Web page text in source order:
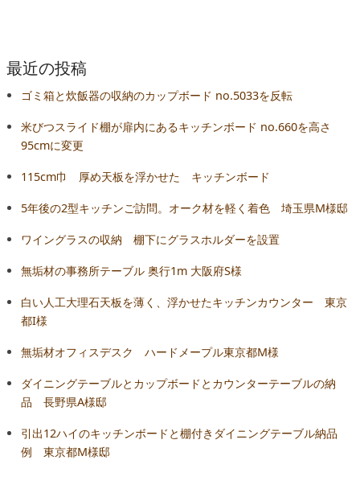
最近の投稿
ゴミ箱と炊飯器の収納のカップボード no.5033を反転
米びつスライド棚が扉内にあるキッチンボード no.660を高さ
95cmに変更
115cm巾 厚め天板を浮かせた キッチンボード
5年後の2型キッチンご訪問。オーク材を軽く着色 埼玉県M様邸
ワイングラスの収納 棚下にグラスホルダーを設置
無垢材の事務所テーブル 奥行1m 大阪府S様
白い人工大理石天板を薄く、浮かせたキッチンカウンター 東京
都I様
無垢材オフィスデスク ハードメープル東京都M様
ダイニングテーブルとカップボードとカウンターテーブルの納
品 長野県A様邸
引出12ハイのキッチンボードと棚付きダイニングテーブル納品
例 東京都M様邸